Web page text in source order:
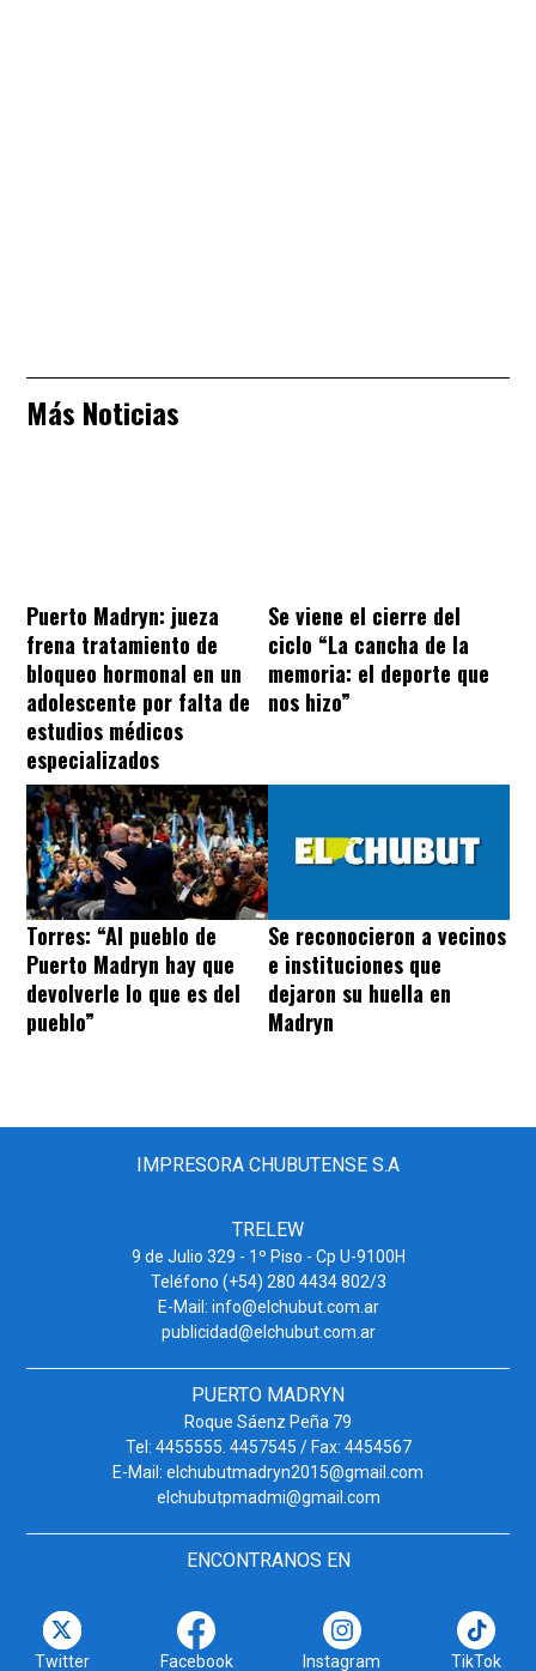
Más Noticias
Puerto Madryn: jueza
frena tratamiento de
bloqueo hormonal en un
adolescente por falta de
estudios médicos
especializados
Se viene el cierre del
ciclo “La cancha de la
memoria: el deporte que
nos hizo”
Torres: “Al pueblo de
Puerto Madryn hay que
devolverle lo que es del
pueblo”
Se reconocieron a vecinos
e instituciones que
dejaron su huella en
Madryn
IMPRESORA CHUBUTENSE S.A
TRELEW
9 de Julio 329 - 1º Piso - Cp U-9100H
Teléfono (+54) 280 4434 802/3
E-Mail: info@elchubut.com.ar
publicidad@elchubut.com.ar
PUERTO MADRYN
Roque Sáenz Peña 79
Tel: 4455555. 4457545 / Fax: 4454567
E-Mail: elchubutmadryn2015@gmail.com
elchubutpmadmi@gmail.com
ENCONTRANOS EN
Twitter Facebook Instagram TikTok